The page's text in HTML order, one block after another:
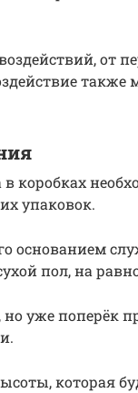
от
также
коробках
упаковок.
основанием
пол, на
уже поперёк
которая